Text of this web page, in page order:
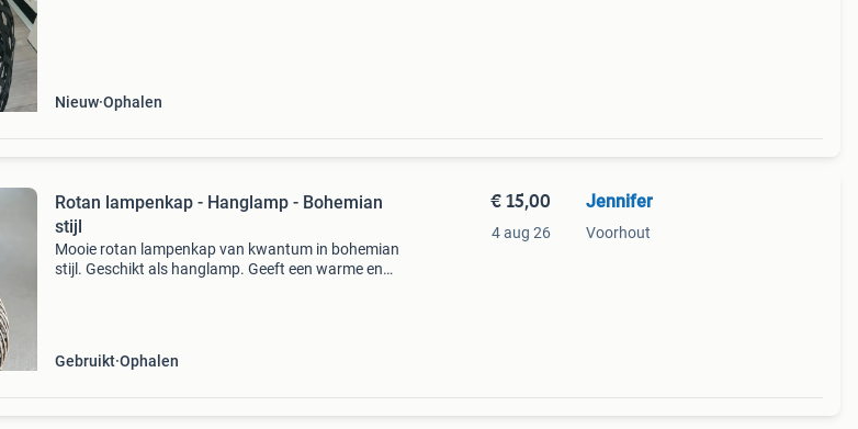
Nieuw Ophalen
Rotan lampenkap - Hanglamp - Bohemian
stijl
Mooie rotan lampenkap van kwantum in bohemian
stijl. Geschikt als hanglamp. Geeft een warme en
Gebruikt Ophalen
€ 15,00
4 aug 26
Jennifer
Voorhout